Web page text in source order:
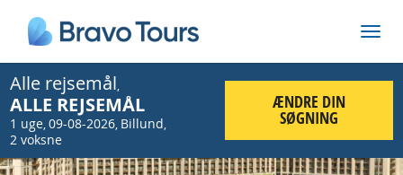
Alle rejsemål,
ALLE REJSEMÅL
1 uge,09-08-2026, Billund,
2 voksne
ÆNDRE DIN
SØGNING